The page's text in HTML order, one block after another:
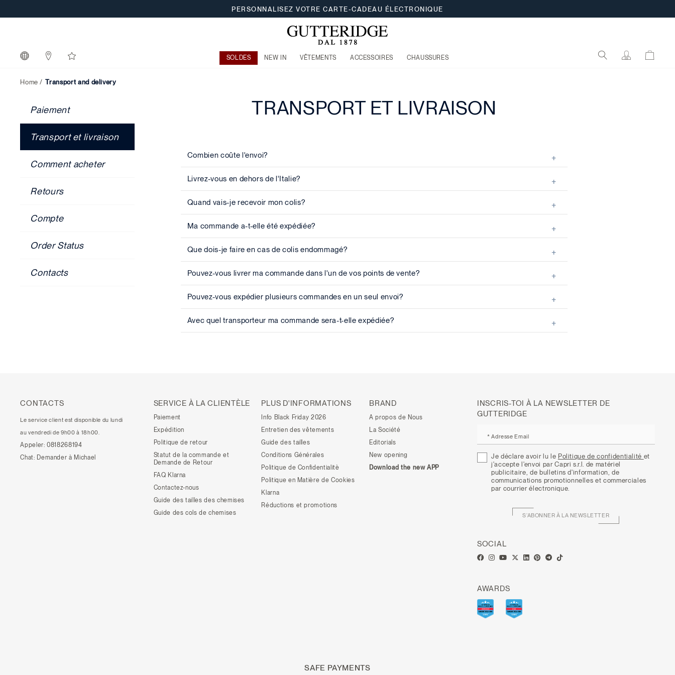
PERSONNALISEZ VOTRE CARTE-CADEAU ÉLECTRONIQUE
SOLDES NEW IN VÊTEMENTS ACCESSOIRES CHAUSSURES
Home Transport and delivery
Paiement
Transport et livraison
Comment acheter
Retours
Compte
Order Status
Contacts
TRANSPORT ET LIVRAISON
Combien coûte l'envoi?
Livrez-vous en dehors de l'Italie?
Quand vais-je recevoir mon colis?
Ma commande a-t-elle été expédiée?
Que dois-je faire en cas de colis endommagé?
Pouvez-vous livrer ma commande dans l'un de vos points de vente?
Pouvez-vous expédier plusieurs commandes en un seul envoi?
Avec quel transporteur ma commande sera-t-elle expédiée?
CONTACTS
Le service client est disponible du lundi
au vendredi de 9h00 à 18h00.
Appeler: 0818268194
Chat: Demander à Michael
SERVICE À LA CLIENTÈLE
Paiement
Expédition
Politique de retour
Statut de la commande et
Demande de Retour
FAQ Klarna
Contactez-nous
Guide des tailles des chemises
Guide des cols de chemises
PLUS D'INFORMATIONS
Info Black Friday 2026
Entretien des vêtements
Guide des tailles
Conditions Générales
Politique de Confidentialitè
Politique en Matière de Cookies
Klarna
Réductions et promotions
BRAND
A propos de Nous
La Société
Editorials
New opening
Download the new APP
INSCRIS-TOI À LA NEWSLETTER DE
GUTTERIDGE
* Adresse Email
Je déclare avoir lu le Politique de confidentialité et
j'accepte l'envoi par Capri s.r.l. de matériel
publicitaire, de bulletins d'information, de
communications promotionnelles et commerciales
par courrier électronique.
S’ABONNER À LA NEWSLETTER
SOCIAL
AWARDS
SAFE PAYMENTS